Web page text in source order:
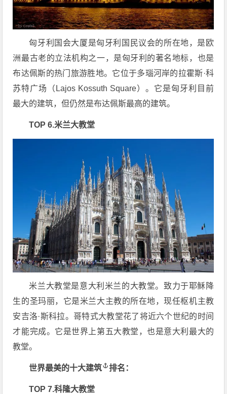
匈牙利国会大厦是匈牙利国民议会的所在地，是欧
洲最古老的立法机构之一，是匈牙利的著名地标，也是
布达佩斯的热门旅游胜地。它位于多瑙河岸的拉霍斯·科
苏特广场（Lajos Kossuth Square）。它是匈牙利目前
最大的建筑，但仍然是布达佩斯最高的建筑。
TOP 6.米兰大教堂
米兰大教堂是意大利米兰的大教堂。致力于耶稣降
生的圣玛丽，它是米兰大主教的所在地，现任枢机主教
安吉洛·斯科拉。哥特式大教堂花了将近六个世纪的时间
才能完成。它是世界上第五大教堂，也是意大利最大的
教堂。
世界最美的十大建筑 排名：
TOP 7.科隆大教堂